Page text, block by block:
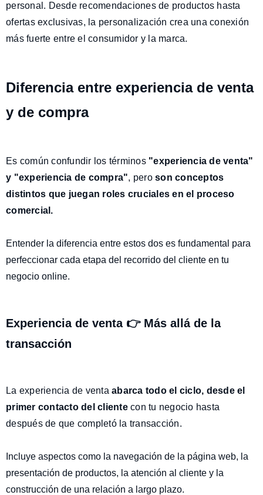
personal. Desde recomendaciones de productos hasta
ofertas exclusivas, la personalización crea una conexión
más fuerte entre el consumidor y la marca.
Diferencia entre experiencia de venta
y de compra
Es común confundir los términos"experiencia de venta"
y "experiencia de compra", pero son conceptos
distintos que juegan roles cruciales en el proceso
comercial.
Entender la diferencia entre estos dos es fundamental para
perfeccionar cada etapa del recorrido del cliente en tu
negocio online.
Experiencia de venta 👉 Más allá de la
transacción
La experiencia de venta abarca todo el ciclo, desde el
primer contacto del clientecon tu negocio hasta
después de que completó la transacción.
Incluye aspectos como la navegación de la página web, la
presentación de productos, la atención al cliente y la
construcción de una relación a largo plazo.